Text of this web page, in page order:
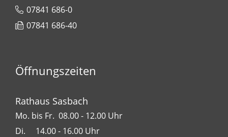
07841 686-0
07841 686-40
Öffnungszeiten
Rathaus Sasbach
Mo. bis Fr. 08.00 - 12.00 Uhr
Di. 14.00 - 16.00 Uhr